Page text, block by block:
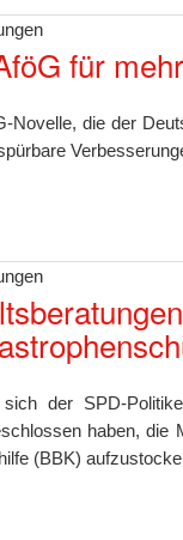
für
Novelle, die der
der SPD-
haben, die
(BBK)